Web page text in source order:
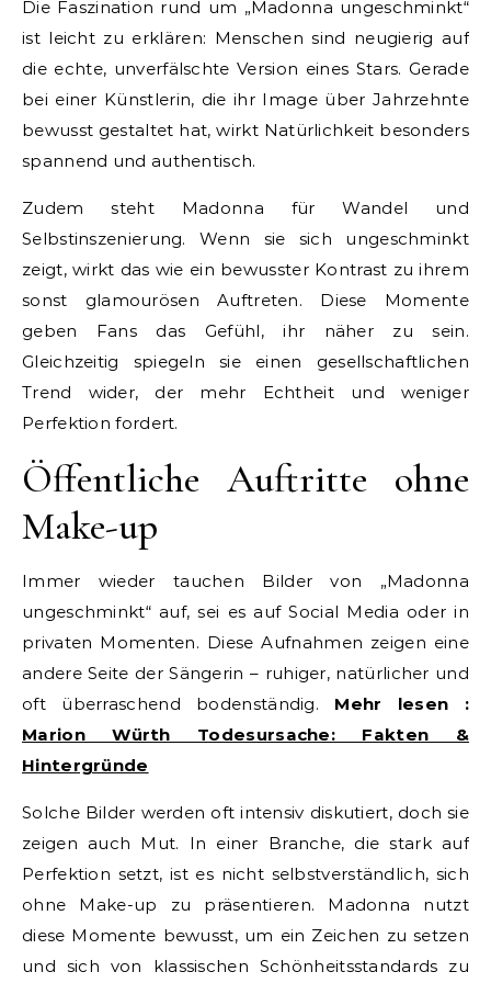
Die Faszination rund um „Madonna ungeschminkt“
ist leicht zu erklären: Menschen sind neugierig auf
die echte, unverfälschte Version eines Stars. Gerade
bei einer Künstlerin, die ihr Image über Jahrzehnte
bewusst gestaltet hat, wirkt Natürlichkeit besonders
spannend und authentisch.
Zudem steht Madonna für Wandel und
Selbstinszenierung. Wenn sie sich ungeschminkt
zeigt, wirkt das wie ein bewusster Kontrast zu ihrem
sonst glamourösen Auftreten. Diese Momente
geben Fans das Gefühl, ihr näher zu sein.
Gleichzeitig spiegeln sie einen gesellschaftlichen
Trend wider, der mehr Echtheit und weniger
Perfektion fordert.
Öffentliche Auftritte ohne
Make-up
Immer wieder tauchen Bilder von „Madonna
ungeschminkt“ auf, sei es auf Social Media oder in
privaten Momenten. Diese Aufnahmen zeigen eine
andere Seite der Sängerin – ruhiger, natürlicher und
oft überraschend bodenständig. Mehr lesen :
Marion Würth Todesursache: Fakten &
Hintergründe
Solche Bilder werden oft intensiv diskutiert, doch sie
zeigen auch Mut. In einer Branche, die stark auf
Perfektion setzt, ist es nicht selbstverständlich, sich
ohne Make-up zu präsentieren. Madonna nutzt
diese Momente bewusst, um ein Zeichen zu setzen
und sich von klassischen Schönheitsstandards zu